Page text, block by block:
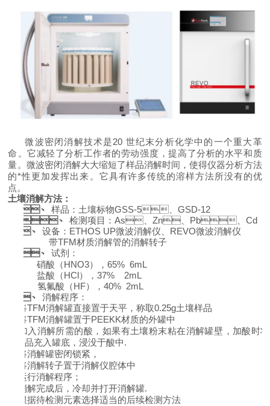
微波密闭消解技术是20 世纪末分析化学中的一个重大革
命。它减轻了分析工作者的劳动强度，提高了分析的水平和质
量。微波密闭消解大大缩短了样品消解时间，使得仪器分析方法
的*性更加发挥出来。它具有许多传统的溶样方法所没有的优
点。
土壤消解方法：
1、样品：土壤标物GSS-5、GSD-12
2、检测项目：As、Zn、Pb、Cd
3、设备： ETHOS UP微波消解仪 、REVO微波消解仪
带TFM材质消解管的消解转子
4、试剂：
硝酸 （HNO3），65% 6mL
盐酸（HCl），37% 2mL
氢氟酸（HF），40% 2mL
5、消解程序 ：
将TFM消解罐直接置于天平，称取0.25g土壤样品
将TFM消解罐置于PEEKK材质的外罐中
加入消解所需的酸，如果有土壤粉末粘在消解罐壁，加酸时
品充入罐底，浸没于酸中.
将消解罐密闭锁紧，
将消解转子置于消解仪腔体中
运行消解程序；
消解完成后，冷却并打开消解罐.
根据待检测元素选择适当的后续检测方法